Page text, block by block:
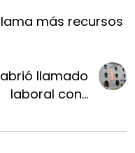
más recursos
llamado
laboral con...